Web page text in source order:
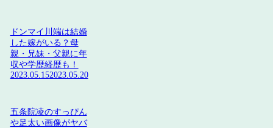
ドンマイ川端は結婚
した嫁がいる？母
親・兄妹・父親に年
収や学歴経歴も！
2023.05.152023.05.20
五条院凌のすっぴん
や足太い画像がヤバ